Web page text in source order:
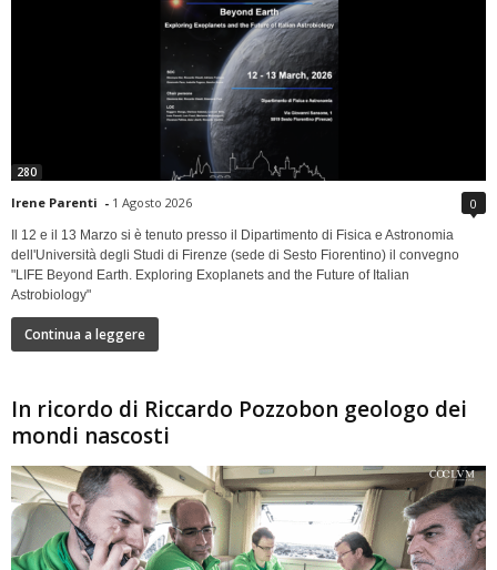
280
Irene Parenti - 1 Agosto 2026 0
Il 12 e il 13 Marzo si è tenuto presso il Dipartimento di Fisica e Astronomia
dell'Università degli Studi di Firenze (sede di Sesto Fiorentino) il convegno
"LIFE Beyond Earth. Exploring Exoplanets and the Future of Italian
Astrobiology"
Continua a leggere
In ricordo di Riccardo Pozzobon geologo dei
mondi nascosti